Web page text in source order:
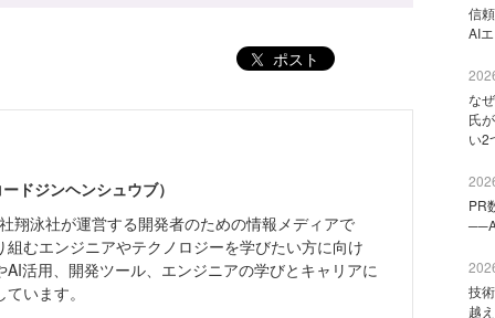
ポスト
ドジンヘンシュウブ）
翔泳社が運営する開発者のための情報メディアで
組むエンジニアやテクノロジーを学びたい方に向け
AI活用、開発ツール、エンジニアの学びとキャリアに
います。
信
AI
な
氏
い2
PR
技
越